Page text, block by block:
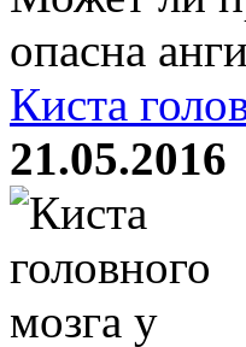
опасна
Киста
21.05.2016